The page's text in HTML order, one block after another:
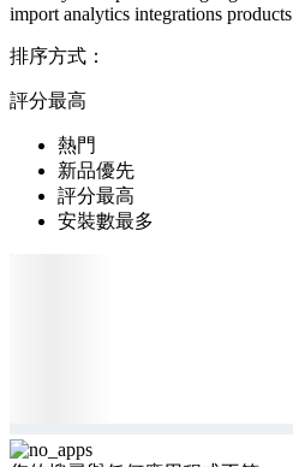
import analytics integrations products
排序方式：
評分最高
熱門
新品優先
評分最高
安裝數最多